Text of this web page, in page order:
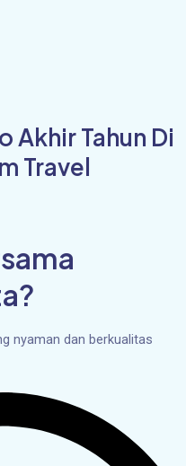
Akhir Tahun Di
Travel
nyaman dan berkualitas